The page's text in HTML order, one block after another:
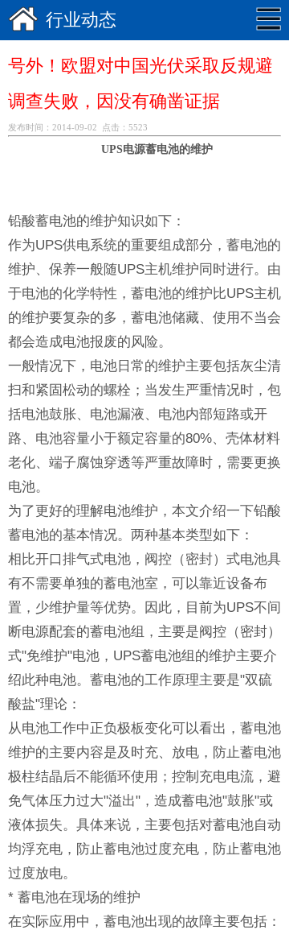
行业动态
号外！欧盟对中国光伏采取反规避
调查失败，因没有确凿证据
发布时间：2014-09-02 点击：5523
UPS电源蓄电池的维护
铅酸蓄电池的维护知识如下：
作为UPS供电系统的重要组成部分，蓄电池的
维护、保养一般随UPS主机维护同时进行。由
于电池的化学特性，蓄电池的维护比UPS主机
的维护要复杂的多，蓄电池储藏、使用不当会
都会造成电池报废的风险。
一般情况下，电池日常的维护主要包括灰尘清
扫和紧固松动的螺栓；当发生严重情况时，包
括电池鼓胀、电池漏液、电池内部短路或开
路、电池容量小于额定容量的80%、壳体材料
老化、端子腐蚀穿透等严重故障时，需要更换
电池。
为了更好的理解电池维护，本文介绍一下铅酸
蓄电池的基本情况。两种基本类型如下：
相比开口排气式电池，阀控（密封）式电池具
有不需要单独的蓄电池室，可以靠近设备布
置，少维护量等优势。因此，目前为UPS不间
断电源配套的蓄电池组，主要是阀控（密封）
式"免维护"电池，UPS蓄电池组的维护主要介
绍此种电池。蓄电池的工作原理主要是"双硫
酸盐"理论：
从电池工作中正负极板变化可以看出，蓄电池
维护的主要内容是及时充、放电，防止蓄电池
极柱结晶后不能循环使用；控制充电电流，避
免气体压力过大"溢出"，造成蓄电池"鼓胀"或
液体损失。具体来说，主要包括对蓄电池自动
均浮充电，防止蓄电池过度充电，防止蓄电池
过度放电。
* 蓄电池在现场的维护
在实际应用中，蓄电池出现的故障主要包括：